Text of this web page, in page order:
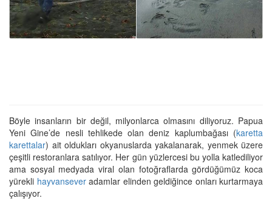
Böyle insanların bir değil, milyonlarca olmasını diliyoruz. Papua
Yeni Gine’de nesli tehlikede olan deniz kaplumbağası (karetta
karettalar) ait oldukları okyanuslarda yakalanarak, yenmek üzere
çeşitli restoranlara satılıyor. Her gün yüzlercesi bu yolla katlediliyor
ama sosyal medyada viral olan fotoğraflarda gördüğümüz koca
yürekli hayvanseveradamlar elinden geldiğince onları kurtarmaya
çalışıyor.